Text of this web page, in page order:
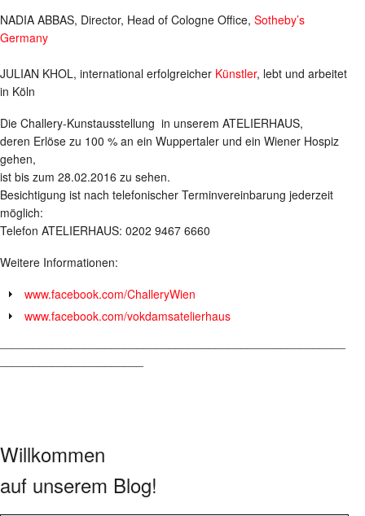
NADIA ABBAS, Director, Head of Cologne Office, Sotheby’s
Germany
JULIAN KHOL, international erfolgreicher Künstler, lebt und arbeitet
in Köln
Die Challery-Kunstausstellung in unserem ATELIERHAUS,
deren Erlöse zu 100 % an ein Wuppertaler und ein Wiener Hospiz
gehen,
ist bis zum 28.02.2016 zu sehen.
Besichtigung ist nach telefonischer Terminvereinbarung jederzeit
möglich:
Telefon ATELIERHAUS: 0202 9467 6660
Weitere Informationen:
www.facebook.com/ChalleryWien
www.facebook.com/vokdamsatelierhaus
Willkommen
auf unserem Blog!